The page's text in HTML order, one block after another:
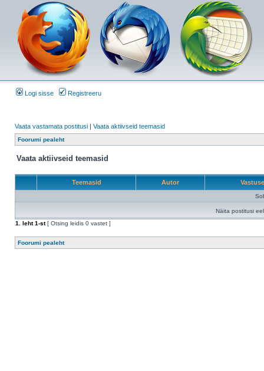
Logi sisse Registreeru
Vaata vastamata postitusi | Vaata aktiivseid teemasid
Foorumi pealeht
Vaata aktiivseid teemasid
Teemasid Autor
Näita postitusi
1
. leht1-st[ Otsing leidis 0 vastet ]
Foorumi pealeht